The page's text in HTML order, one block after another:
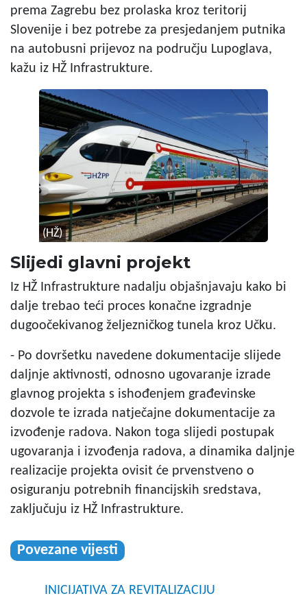
prema Zagrebu bez prolaska kroz teritorij
Slovenije i bez potrebe za presjedanjem putnika
na autobusni prijevoz na području Lupoglava,
kažu iz HŽ Infrastrukture.
(HŽ)
Slijedi glavni projekt
Iz HŽ Infrastrukture nadalju objašnjavaju kako bi
dalje trebao teći proces konačne izgradnje
dugoočekivanog željezničkog tunela kroz Učku.
- Po dovršetku navedene dokumentacije slijede
daljnje aktivnosti, odnosno ugovaranje izrade
glavnog projekta s ishođenjem građevinske
dozvole te izrada natječajne dokumentacije za
izvođenje radova. Nakon toga slijedi postupak
ugovaranja i izvođenja radova, a dinamika daljnje
realizacije projekta ovisit će prvenstveno o
osiguranju potrebnih financijskih sredstava,
zaključuju iz HŽ Infrastrukture.
Povezane vijesti
INICIJATIVA ZA REVITALIZACIJU